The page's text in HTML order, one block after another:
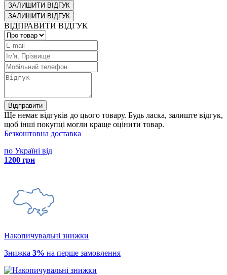
ЗАЛИШИТИ ВІДГУК
ЗАЛИШИТИ ВІДГУК
ВІДПРАВИТИ ВІДГУК
Відправити
Ще немає відгуків до цього товару. Будь ласка, залиште відгук,
щоб інші покупці могли краще оцінити товар.
Безкоштовна доставка
по Україні від
1200 грн
Накопичувальні знижки
Знижка 3% на перше замовлення